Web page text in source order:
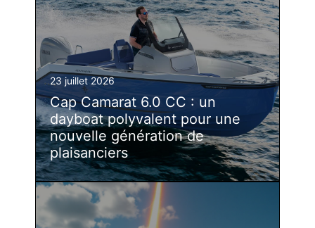
23 juillet 2026
Cap Camarat 6.0 CC : un
dayboat polyvalent pour une
nouvelle génération de
plaisanciers